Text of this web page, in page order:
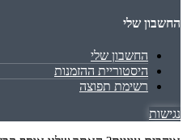
החשבון שלי
החשבון שלי
היסטוריית ההזמנות
רשימת תפוצה
נגישות